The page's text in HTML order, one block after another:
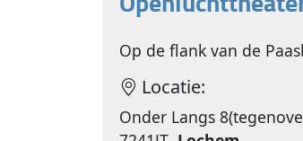
Op de flank van de
Locatie:
Onder Langs